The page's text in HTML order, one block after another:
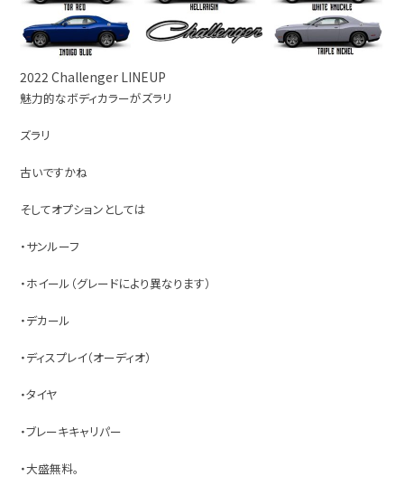
2022 Challenger LINEUP
魅力的なボディカラーがズラリ
ズラリ
古いですかね
そしてオプションとしては
・サンルーフ
・ホイール（グレードにより異なります）
・デカール
・ディスプレイ（オーディオ）
・タイヤ
・ブレーキキャリパー
・大盛無料。